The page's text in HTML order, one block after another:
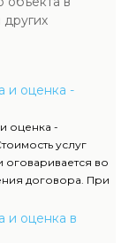
и оценка -
оценка -
услуг
оговаривается во
договора. При
все нормы,
расклады к
и оценка в